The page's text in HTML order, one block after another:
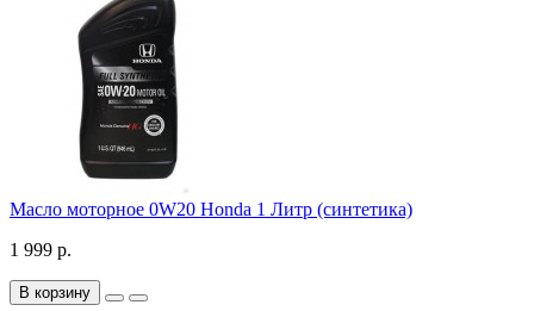
Масло моторное 0W20 Honda 1 Литр (синтетика)
1 999 р.
В корзину